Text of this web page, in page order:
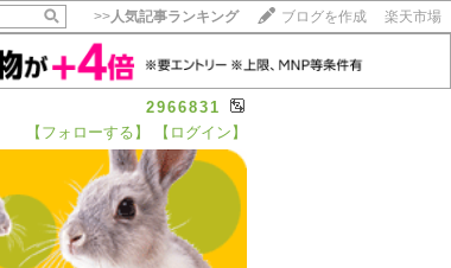
>>人気記事ランキング ブログを作成 楽天市場
2966831
【フォローする】 【ログイン】
15記事にいいね！で1ポイント
いいね!